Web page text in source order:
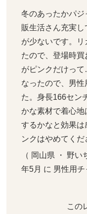
冬のあったかパ
販生活さん充実
が少ないです。
たので、登場時
がピンクだけっ
なったので、男
た。身長166セン
かな素材で着心地
するかなと効果
ンクはやめてくだ
（ 岡山県 ・ 野
年5月 に 男性用チ
この